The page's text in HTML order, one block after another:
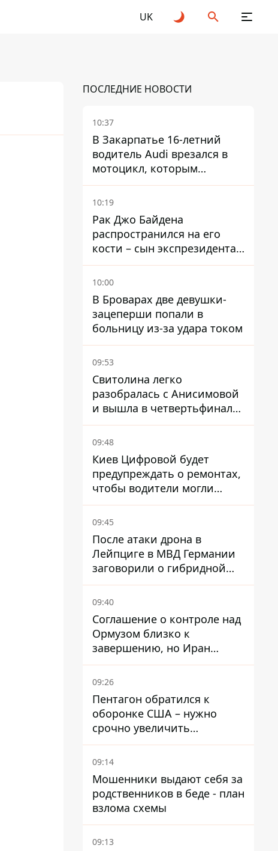
UK
ПОСЛЕДНИЕ НОВОСТИ
10:37
В Закарпатье 16-летний
водитель Audi врезался в
мотоцикл, которым
управлял 10-летний
мальчик
10:19
Рак Джо Байдена
распространился на его
кости – сын экспрезидента
США рассказал, что болезнь
отца прогрессирует
10:00
В Броварах две девушки-
зацеперши попали в
больницу из-за удара током
09:53
Свитолина легко
разобралась с Анисимовой
и вышла в четвертьфинал
турнира в Торонто
09:48
Киев Цифровой будет
предупреждать о ремонтах,
чтобы водители могли
избегать участков с
пробками
09:45
После атаки дрона в
Лейпциге в МВД Германии
заговорили о гибридной
войне – мы ежедневно цель
09:40
Соглашение о контроле над
Ормузом близко к
завершению, но Иран
выдвинул новые
требования – СМИ
раскрыли подробности
09:26
Пентагон обратился к
оборонке США – нужно
срочно увеличить
производство вооружений
09:14
Мошенники выдают себя за
родственников в беде - план
взлома схемы
09:13